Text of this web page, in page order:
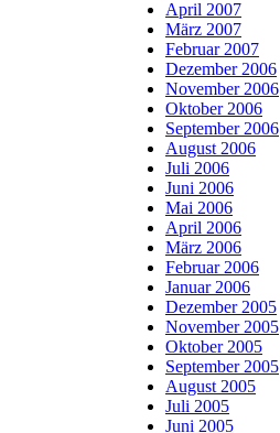
April 2007
März 2007
Februar 2007
Dezember 2006
November 2006
Oktober 2006
September 2006
August 2006
Juli 2006
Juni 2006
Mai 2006
April 2006
März 2006
Februar 2006
Januar 2006
Dezember 2005
November 2005
Oktober 2005
September 2005
August 2005
Juli 2005
Juni 2005